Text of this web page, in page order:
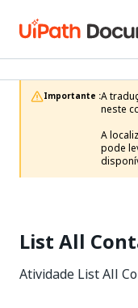
Importante :A
neste
A
pode
List All
Atividade List All